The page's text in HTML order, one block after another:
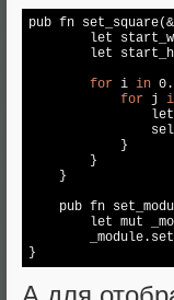
pub fn set
let
let
for i in
for j
let
            }
        }
    }
    pub fn
set
let mut